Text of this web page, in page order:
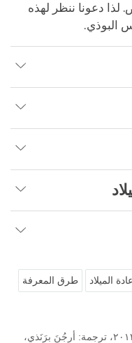
لذا دعونا ننظر لهذه
البوذي.
الميلاد طرق المعرفة
تفريغ صوتي لمحاضرة، صوفيا، بلغاريا، ٢٠١٢، ترجمة: أرجُنَ برَنَذي،